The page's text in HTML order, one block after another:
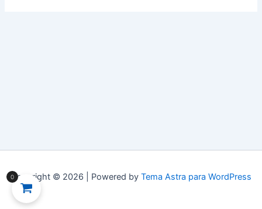
Copyright © 2026 | Powered by Tema Astra para WordPress
0